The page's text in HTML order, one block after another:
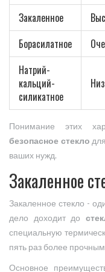
Закаленное
Борасилатное
Натрий-
кальций-
силикатное
Понимание этих
безопасное стекло
ваших нужд.
Закаленное
Закаленное стекло -
дело доходит до
специальную
пять раз более
Основное